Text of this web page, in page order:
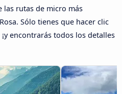
las rutas de micro más
Sólo tienes que hacer clic
encontrarás todos los detalles